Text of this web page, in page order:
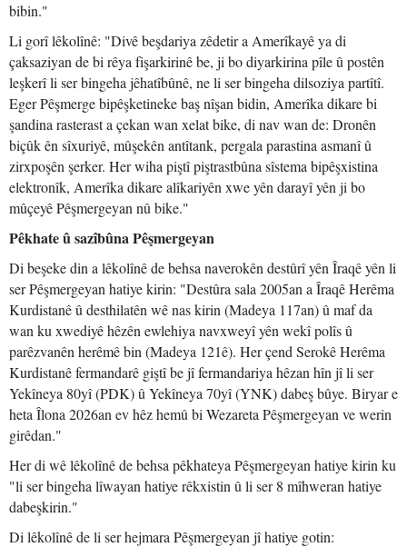
bibin."
Li gorî lêkolînê: "Divê beşdariya zêdetir a Amerîkayê ya di
çaksaziyan de bi rêya fişarkirinê be, ji bo diyarkirina pîle û postên
leşkerî li ser bingeha jêhatîbûnê, ne li ser bingeha dilsoziya partîtî.
Eger Pêşmerge bipêşketineke baş nîşan bidin, Amerîka dikare bi
şandina rasterast a çekan wan xelat bike, di nav wan de: Dronên
biçûk ên sîxuriyê, mûşekên antîtank, pergala parastina asmanî û
zirxpoşên şerker. Her wiha piştî piştrastbûna sîstema bipêşxistina
elektronîk, Amerîka dikare alîkariyên xwe yên darayî yên ji bo
mûçeyê Pêşmergeyan nû bike."
Pêkhate û sazîbûna Pêşmergeyan
Di beşeke din a lêkolînê de behsa naverokên destûrî yên Îraqê yên li
ser Pêşmergeyan hatiye kirin: "Destûra sala 2005an a Îraqê Herêma
Kurdistanê û desthilatên wê nas kirin (Madeya 117an) û maf da
wan ku xwediyê hêzên ewlehiya navxweyî yên wekî polîs û
parêzvanên herêmê bin (Madeya 121ê). Her çend Serokê Herêma
Kurdistanê fermandarê giştî be jî fermandariya hêzan hîn jî li ser
Yekîneya 80yî (PDK) û Yekîneya 70yî (YNK) dabeş bûye. Biryar e
heta Îlona 2026an ev hêz hemû bi Wezareta Pêşmergeyan ve werin
girêdan."
Her di wê lêkolînê de behsa pêkhateya Pêşmergeyan hatiye kirin ku
"li ser bingeha lîwayan hatiye rêkxistin û li ser 8 mîhweran hatiye
dabeşkirin."
Di lêkolînê de li ser hejmara Pêşmergeyan jî hatiye gotin: